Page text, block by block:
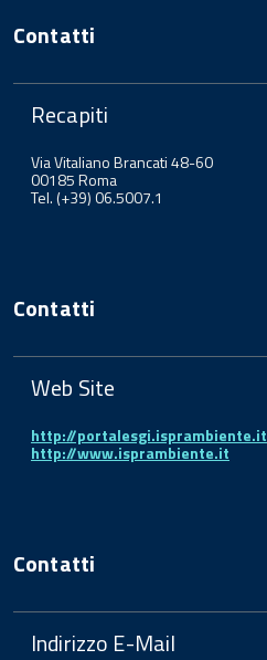
Contatti
Recapiti
Via Vitaliano Brancati 48-60
00185 Roma
Tel. (+39) 06.5007.1
Contatti
Web Site
http://portalesgi.isprambiente.it
http://www.isprambiente.it
Contatti
Indirizzo E-Mail